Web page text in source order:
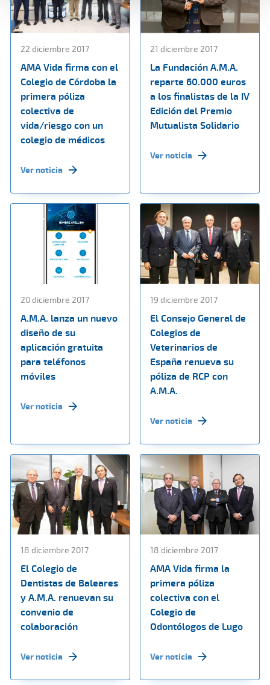
22 diciembre 2017
AMA Vida firma con el
Colegio de Córdoba la
primera póliza
colectiva de
vida/riesgo con un
colegio de médicos
Ver noticia
21 diciembre 2017
La Fundación A.M.A.
reparte 60.000 euros
a los finalistas de la IV
Edición del Premio
Mutualista Solidario
Ver noticia
20 diciembre 2017
A.M.A. lanza un nuevo
diseño de su
aplicación gratuita
para teléfonos
móviles
Ver noticia
19 diciembre 2017
El Consejo General de
Colegios de
Veterinarios de
España renueva su
póliza de RCP con
A.M.A.
Ver noticia
18 diciembre 2017
El Colegio de
Dentistas de Baleares
y A.M.A. renuevan su
convenio de
colaboración
Ver noticia
18 diciembre 2017
AMA Vida firma la
primera póliza
colectiva con el
Colegio de
Odontólogos de Lugo
Ver noticia